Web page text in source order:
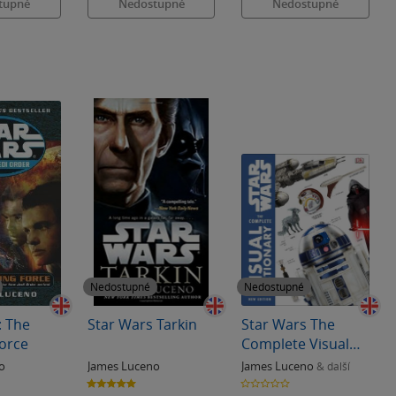
The
Nedostupné
Star Wars Tarkin
James Luceno
5.0
z
Nedostupné
Star Wars The
Complete Visual
Dictionary (new
edition)
James Luceno & další
0.0
z